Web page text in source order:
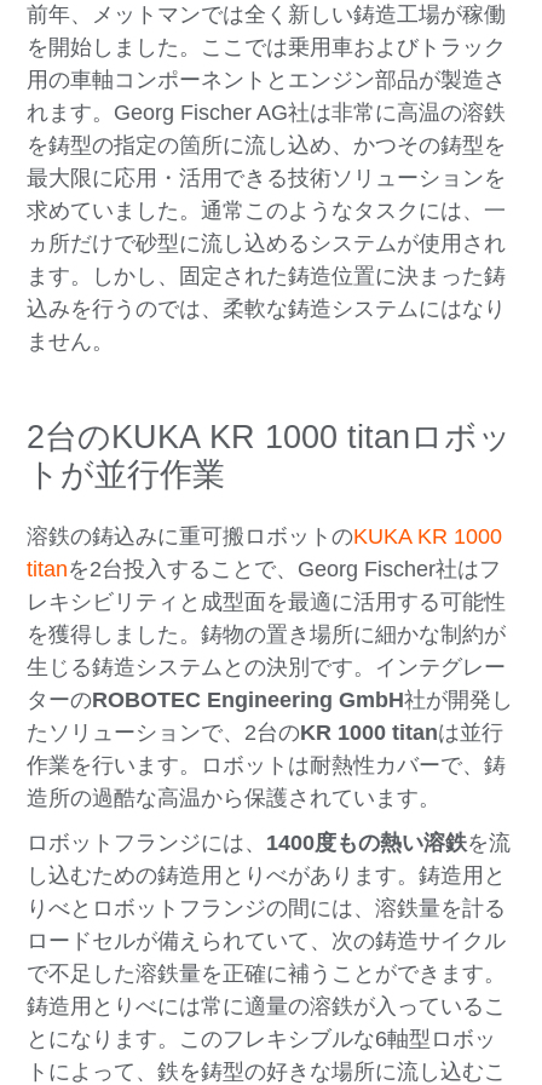
前年、メットマンでは全く新しい鋳造工場が稼働
を開始しました。ここでは乗用車およびトラック
用の車軸コンポーネントとエンジン部品が製造さ
れます。Georg Fischer AG社は非常に高温の溶鉄
を鋳型の指定の箇所に流し込め、かつその鋳型を
最大限に応用・活用できる技術ソリューションを
求めていました。通常このようなタスクには、一
ヵ所だけで砂型に流し込めるシステムが使用され
ます。しかし、固定された鋳造位置に決まった鋳
込みを行うのでは、柔軟な鋳造システムにはなり
ません。
2台のKUKA KR 1000 titanロボッ
トが並行作業
溶鉄の鋳込みに重可搬ロボットのKUKA KR 1000
titanを2台投入することで、Georg Fischer社はフ
レキシビリティと成型面を最適に活用する可能性
を獲得しました。鋳物の置き場所に細かな制約が
生じる鋳造システムとの決別です。インテグレー
ターのROBOTEC Engineering GmbH社が開発し
たソリューションで、2台のKR 1000 titanは並行
作業を行います。ロボットは耐熱性カバーで、鋳
造所の過酷な高温から保護されています。
ロボットフランジには、 1400度もの熱い溶鉄を流
し込むための鋳造用とりべがあります。鋳造用と
りべとロボットフランジの間には、溶鉄量を計る
ロードセルが備えられていて、次の鋳造サイクル
で不足した溶鉄量を正確に補うことができます。
鋳造用とりべには常に適量の溶鉄が入っているこ
とになります。このフレキシブルな6軸型ロボッ
トによって、鉄を鋳型の好きな場所に流し込むこ